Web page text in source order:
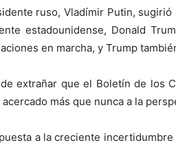
ruso, Vladímir Putin,
estadounidense, Donald
en marcha, y Trump
extrañar que el Boletín de los
acercado más que nunca a la
a la creciente